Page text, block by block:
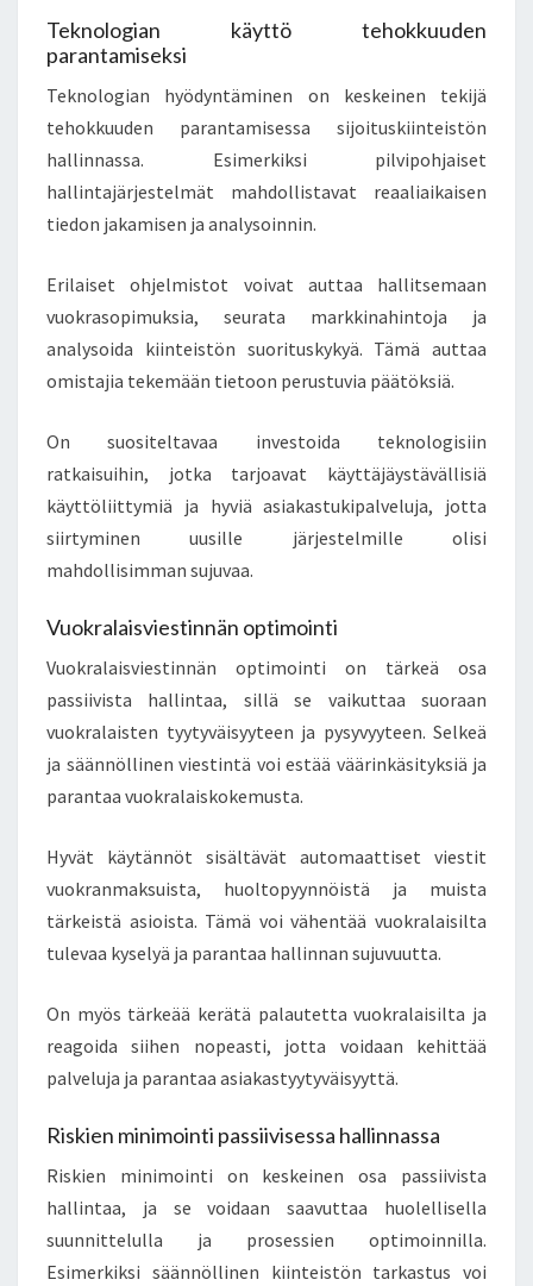
Teknologian käyttö tehokkuuden
parantamiseksi
Teknologian hyödyntäminen on keskeinen tekijä
tehokkuuden parantamisessa sijoituskiinteistön
hallinnassa. Esimerkiksi pilvipohjaiset
hallintajärjestelmät mahdollistavat reaaliaikaisen
tiedon jakamisen ja analysoinnin.
Erilaiset ohjelmistot voivat auttaa hallitsemaan
vuokrasopimuksia, seurata markkinahintoja ja
analysoida kiinteistön suorituskykyä. Tämä auttaa
omistajia tekemään tietoon perustuvia päätöksiä.
On suositeltavaa investoida teknologisiin
ratkaisuihin, jotka tarjoavat käyttäjäystävällisiä
käyttöliittymiä ja hyviä asiakastukipalveluja, jotta
siirtyminen uusille järjestelmille olisi
mahdollisimman sujuvaa.
Vuokralaisviestinnän optimointi
Vuokralaisviestinnän optimointi on tärkeä osa
passiivista hallintaa, sillä se vaikuttaa suoraan
vuokralaisten tyytyväisyyteen ja pysyvyyteen. Selkeä
ja säännöllinen viestintä voi estää väärinkäsityksiä ja
parantaa vuokralaiskokemusta.
Hyvät käytännöt sisältävät automaattiset viestit
vuokranmaksuista, huoltopyynnöistä ja muista
tärkeistä asioista. Tämä voi vähentää vuokralaisilta
tulevaa kyselyä ja parantaa hallinnan sujuvuutta.
On myös tärkeää kerätä palautetta vuokralaisilta ja
reagoida siihen nopeasti, jotta voidaan kehittää
palveluja ja parantaa asiakastyytyväisyyttä.
Riskien minimointi passiivisessa hallinnassa
Riskien minimointi on keskeinen osa passiivista
hallintaa, ja se voidaan saavuttaa huolellisella
suunnittelulla ja prosessien optimoinnilla.
Esimerkiksi säännöllinen kiinteistön tarkastus voi